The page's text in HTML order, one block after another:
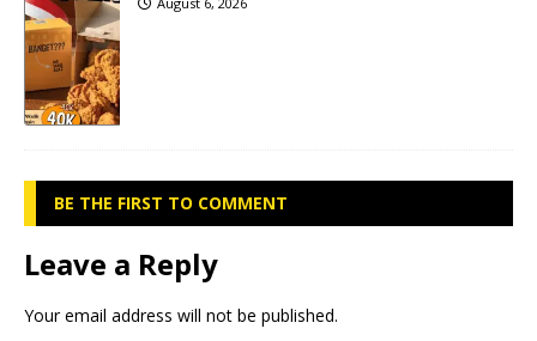
BE THE FIRST TO COMMENT
Leave a Reply
Your email address will not be published.